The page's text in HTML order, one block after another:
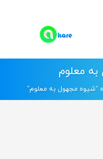
معلوم
مجهول به معلوم”